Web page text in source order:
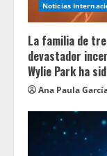
Noticias
La familia de
devastador
Wylie Park ha
Ana Paula